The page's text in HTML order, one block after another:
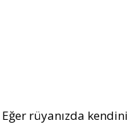
Eğer rüyanızda